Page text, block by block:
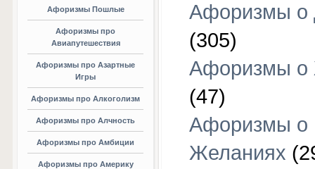
Афоризмы Пошлые
Афоризмы про
Авиапутешествия
Афоризмы про Азартные
Игры
Афоризмы про Алкоголизм
Афоризмы про Алчность
Афоризмы про Амбиции
Афоризмы про Америку
Афоризмы о
(305)
Афоризмы
(47)
Афоризмы о
Желаниях